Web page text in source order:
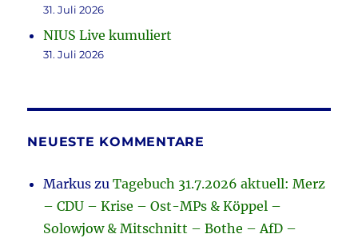
31. Juli 2026
NIUS Live kumuliert
31. Juli 2026
NEUESTE KOMMENTARE
Markus zuTagebuch 31.7.2026 aktuell: Merz
– CDU – Krise – Ost-MPs & Köppel –
Solowjow & Mitschnitt – Bothe – AfD –